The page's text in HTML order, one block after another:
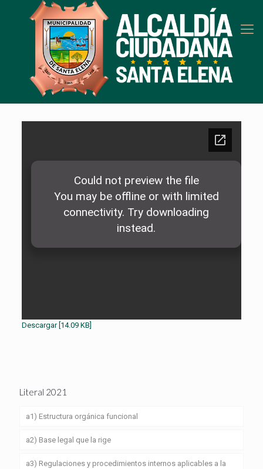
Descargar [14.09 KB]
Literal 2021
a1) Estructura orgánica funcional
a2) Base legal que la rige
a3) Regulaciones y procedimientos internos aplicables a la